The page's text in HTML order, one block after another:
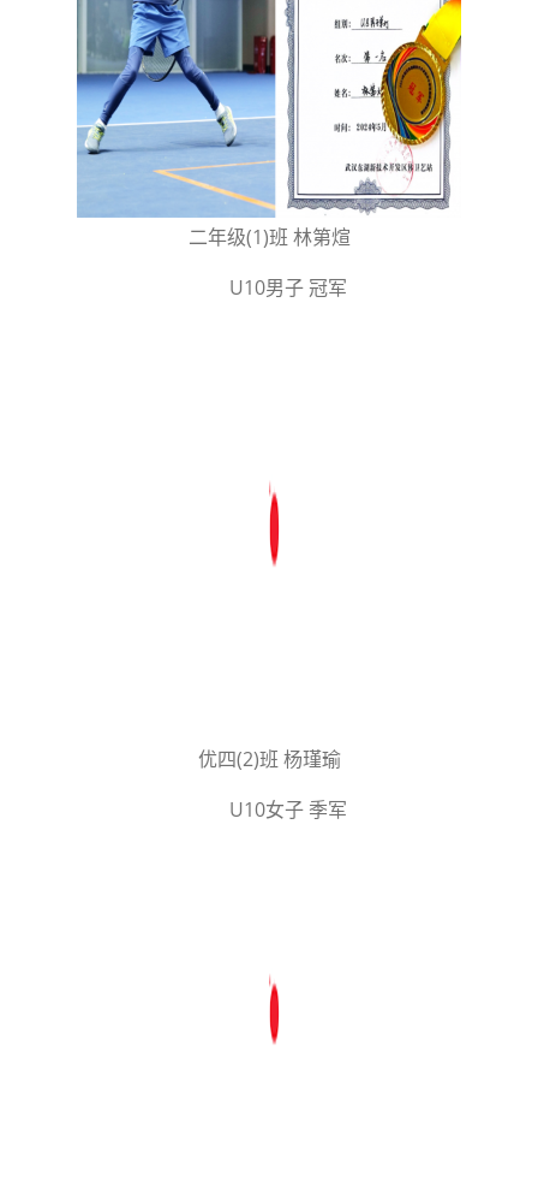
二年级(1)班 林第煊
U10男子 冠军
优四(2)班 杨瑾瑜
U10女子 季军